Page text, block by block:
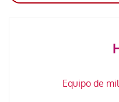
Equipo de